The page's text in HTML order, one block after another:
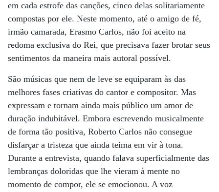
em cada estrofe das canções, cinco delas solitariamente
compostas por ele. Neste momento, até o amigo de fé,
irmão camarada, Erasmo Carlos, não foi aceito na
redoma exclusiva do Rei, que precisava fazer brotar seus
sentimentos da maneira mais autoral possível.
São músicas que nem de leve se equiparam às das
melhores fases criativas do cantor e compositor. Mas
expressam e tornam ainda mais público um amor de
duração indubitável. Embora escrevendo musicalmente
de forma tão positiva, Roberto Carlos não consegue
disfarçar a tristeza que ainda teima em vir à tona.
Durante a entrevista, quando falava superficialmente das
lembranças doloridas que lhe vieram à mente no
momento de compor, ele se emocionou. A voz